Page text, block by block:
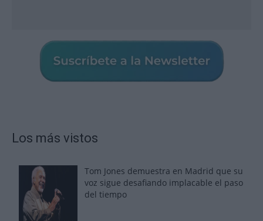
Los más vistos
Tom Jones demuestra en Madrid que su
voz sigue desafiando implacable el paso
del tiempo